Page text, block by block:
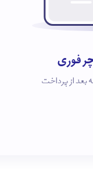
فوری
بعد از پرداخت